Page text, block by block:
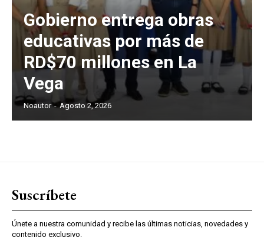
Gobierno entrega obras
educativas por más de
RD$70 millones en La
Vega
Noautor - Agosto 2, 2026
Suscríbete
Únete a nuestra comunidad y recibe las últimas noticias, novedades y
contenido exclusivo.